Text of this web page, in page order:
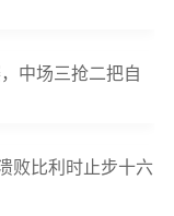
中场三抢二把自
败比利时止步十六